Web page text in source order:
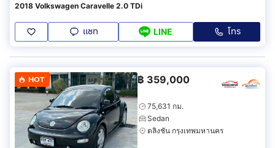
2018 Volkswagen Caravelle 2.0 TDi
แชท LINE โทร
HOT ฿ 359,000
75,631 กม.
Sedan
ตลิ่งชัน กรุงเทพมหานคร